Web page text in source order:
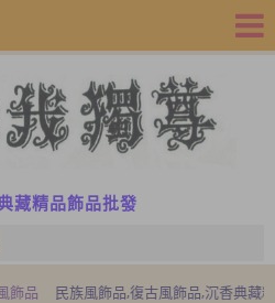
藏精品飾品批發
飾品,復古風飾品,沉香典藏精品,檜木典藏